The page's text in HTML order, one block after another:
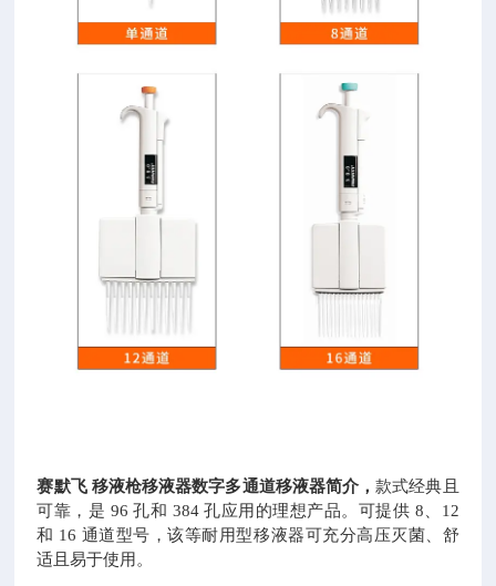
赛默飞 移液枪移液器数字多通道移液器简介，款式经典且
可靠，是 96 孔和 384 孔应用的理想产品。可提供 8、12
和 16 通道型号，该等耐用型移液器可充分高压灭菌、舒
适且易于使用。